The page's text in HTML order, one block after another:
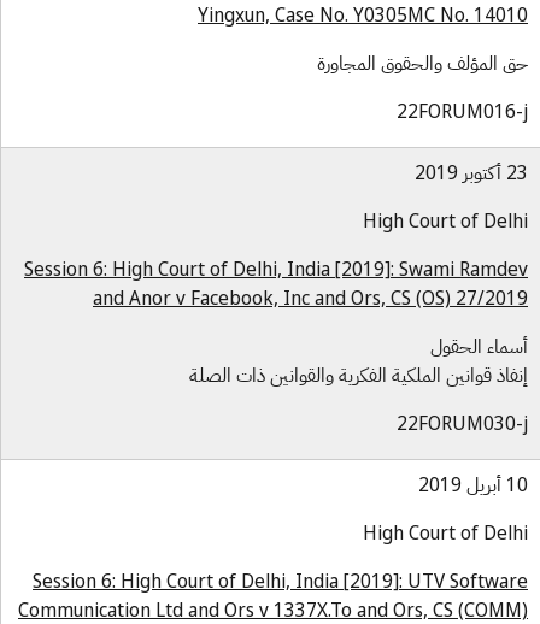
Yingxun, Case No. Y0305MC No.
المؤلف والحقوق المجاورة
High Court of
Session 6: High Court of Delhi, India [2019]: Swami
and Anor v Facebook, Inc and Ors, CS (OS) 27/
الحقول
قوانين الملكية الفكرية والقوانين ذات الصلة
High Court of
Session 6: High Court of Delhi, India [2019]: UTV
Communication Ltd and Ors v 1337X.To and Ors, CS